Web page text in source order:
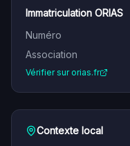
Immatriculation ORIAS
Numéro
Association
Vérifier sur orias.fr
Contexte local